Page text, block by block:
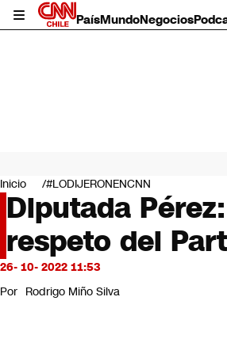
PaísMundoNegocios
Mundo
Negocios
Deportes
Programas completos
Cultura
Servicios
Bits
CNN Data
Inicio #LODIJERONENCNN
Diputada
respeto del
26- 10- 2022 11:53
Por Rodrigo Miño Silva